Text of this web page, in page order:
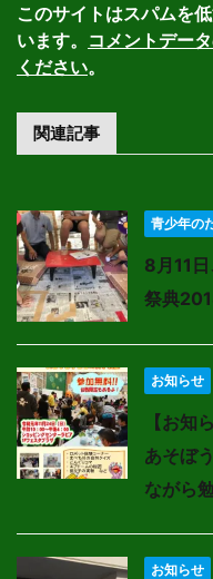
このサイトはスパムを
います。 コメントデー
ください。
関連記事
青少年の
8月11
祭典
お知らせ
【お知
あそぼ
ながら
お知らせ